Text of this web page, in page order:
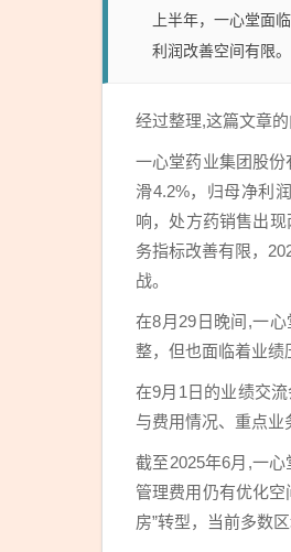
上半年，一心堂面
利润改善空间有限。
经过整理,这篇文章
一心堂药业集团股
滑4.2%，归母净利
响，处方药销售出
务指标改善有限，
战。
在8月29日晚间,一
整，但也面临着业绩
在9月1日的业绩交
与费用情况、重点业
截至2025年6月,一
管理费用仍有优化空
房”转型，当前多数